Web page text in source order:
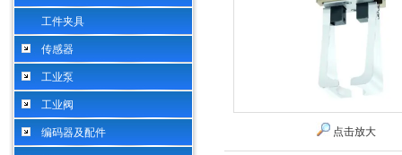
工件夹具
传感器
工业泵
工业阀
编码器及配件 点击放大